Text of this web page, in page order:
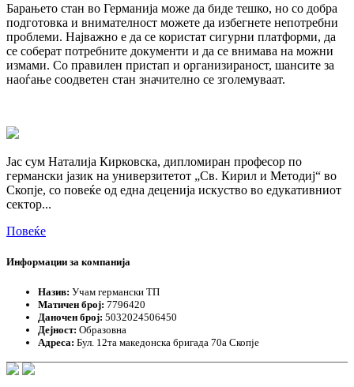
Барањето стан во Германија може да биде тешко, но со добра
подготовка и внимателност можете да избегнете непотребни
проблеми. Најважно е да се користат сигурни платформи, да
се соберат потребните документи и да се внимава на можни
измами. Со правилен пристап и организираност, шансите за
наоѓање соодветен стан значително се зголемуваат.
Јас сум Наталија Кирковска, дипломиран професор по
германски јазик на универзитетот „Св. Кирил и Методиј“ во
Скопје, со повеќе од една деценија искуство во едукативниот
сектор...
Повеќе
Информации за компанија
Назив: Учам германски ТП
Матичен број: 7796420
Даночен број: 5032024506450
Дејност: Образовна
Адреса: Бул. 12та македонска бригада 70а Скопје